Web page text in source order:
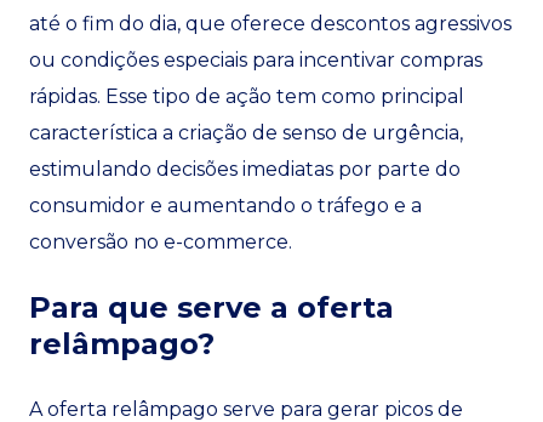
até o fim do dia, que oferece descontos agressivos
ou condições especiais para incentivar compras
rápidas. Esse tipo de ação tem como principal
característica a criação de senso de urgência,
estimulando decisões imediatas por parte do
consumidor e aumentando o tráfego e a
conversão no e-commerce.
Para que serve a oferta
relâmpago?
A oferta relâmpago serve para gerar picos de